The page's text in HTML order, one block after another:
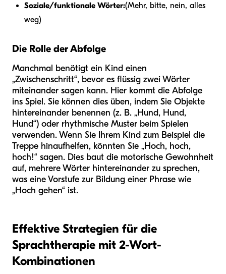
Soziale/funktionale Wörter:(Mehr, bitte, nein, alles
weg)
Die Rolle der Abfolge
Manchmal benötigt ein Kind einen
„Zwischenschritt“, bevor es flüssig zwei Wörter
miteinander sagen kann. Hier kommt die Abfolge
ins Spiel. Sie können dies üben, indem Sie Objekte
hintereinander benennen (z. B. „Hund, Hund,
Hund“) oder rhythmische Muster beim Spielen
verwenden. Wenn Sie Ihrem Kind zum Beispiel die
Treppe hinaufhelfen, könnten Sie „Hoch, hoch,
hoch!“ sagen. Dies baut die motorische Gewohnheit
auf, mehrere Wörter hintereinander zu sprechen,
was eine Vorstufe zur Bildung einer Phrase wie
„Hoch gehen“ ist.
Effektive Strategien für die
Sprachtherapie mit 2-Wort-
Kombinationen